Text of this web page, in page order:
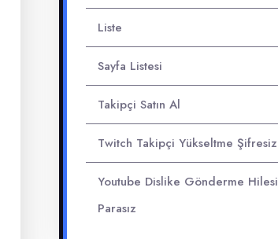
Liste
Sayfa Listesi
Takipçi Satın Al
Twitch Takipçi Yükseltme Şifresiz
Youtube Dislike Gönderme Hilesi
Parasız